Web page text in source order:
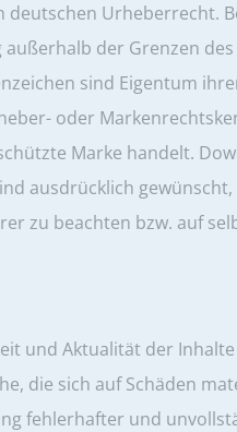
Urheberrecht.
der Grenzen
sind Eigentum
oder
Marke handelt.
ausdrücklich gewünscht,
zu beachten bzw. auf
und Aktualität der
die sich auf Schäden
fehlerhafter und